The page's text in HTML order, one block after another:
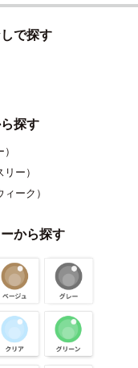
で探す
探す
ー）
ーク）
から探す